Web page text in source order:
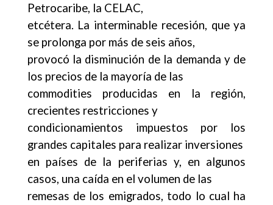
Petrocaribe, la CELAC,
etcétera. La interminable recesión, que ya
se prolonga por más de seis años,
provocó la disminución de la demanda y de
los precios de la mayoría de las
commodities producidas en la región,
crecientes restricciones y
condicionamientos impuestos por los
grandes capitales para realizar inversiones
en países de la periferias y, en algunos
casos, una caída en el volumen de las
remesas de los emigrados, todo lo cual ha